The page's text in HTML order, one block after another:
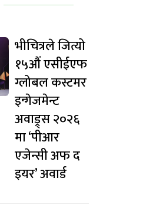
भीचित्रले जित्यो
१५औं एसीईएफ
ग्लोबल कस्टमर
इन्गेजमेन्ट
अवाड्र्स २०२६
मा ‘पीआर
एजेन्सी अफ द
इयर’ अवार्ड